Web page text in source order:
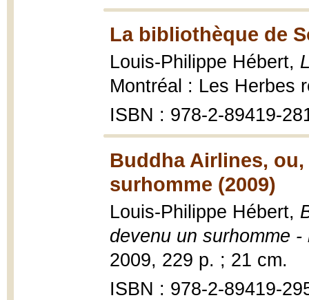
La bibliothèque de
Louis-Philippe Hébert,
Montréal : Les Herbes
ISBN : 978-2-89419-
Buddha Airlines,
surhomme (2009)
Louis-Philippe Hébert,
devenu un surhomme -
2009, 229 p. ; 21 cm.
ISBN : 978-2-89419-